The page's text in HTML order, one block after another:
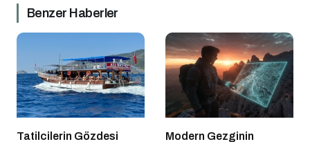
Benzer Haberler
Tatilcilerin Gözdesi
Modern Gezginin